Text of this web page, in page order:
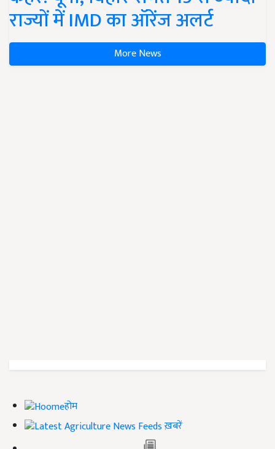
राज्यों में IMD का ऑरेंज अलर्ट
More News
होम
ख़बरें